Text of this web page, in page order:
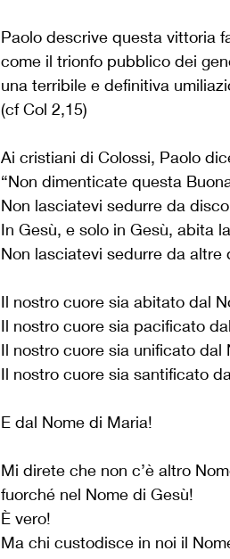
Paolo descrive questa vittoria
come il trionfo pubblico dei
una terribile e definitiva
(cf Col 2,15)
Ai cristiani di Colossi, Paolo
“Non dimenticate questa
Non lasciatevi sedurre da
In Gesù, e solo in Gesù, abita
Non lasciatevi sedurre da altre
Il nostro cuore sia abitato dal
Il nostro cuore sia pacificato
Il nostro cuore sia unificato dal
Il nostro cuore sia santificato
E dal Nome di Maria!
Mi direte che non c’è altro
fuorché nel Nome di Gesù!
È vero!
Ma chi custodisce in noi il